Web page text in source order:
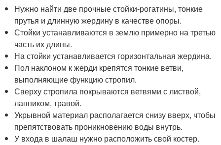
Нужно найти две прочные стойки-рогатины, тонкие
прутья и длинную жердину в качестве опоры.
Стойки устанавливаются в землю примерно на третью
часть их длины.
На стойки устанавливается горизонтальная жердина.
Пол наклоном к жерди крепятся тонкие ветви,
выполняющие функцию стропил.
Сверху стропила покрываются ветвями с листвой,
лапником, травой.
Укрывной материал располагается снизу вверх, чтобы
препятствовать проникновению воды внутрь.
У входа в шалаш нужно расположить свой костер.